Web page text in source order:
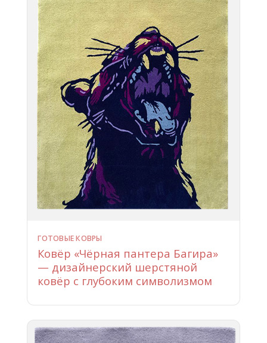
ГОТОВЫЕ КОВРЫ
Ковёр «Чёрная пантера Багира»
— дизайнерский шерстяной
ковёр с глубоким символизмом